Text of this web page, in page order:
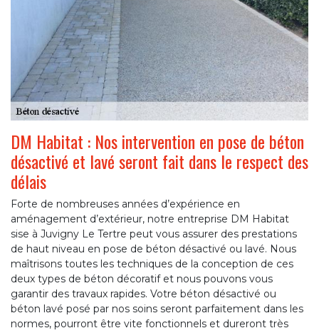
DM Habitat : Nos intervention en pose de béton
désactivé et lavé seront fait dans le respect des
délais
Forte de nombreuses années d’expérience en
aménagement d’extérieur, notre entreprise DM Habitat
sise à Juvigny Le Tertre peut vous assurer des prestations
de haut niveau en pose de béton désactivé ou lavé. Nous
maîtrisons toutes les techniques de la conception de ces
deux types de béton décoratif et nous pouvons vous
garantir des travaux rapides. Votre béton désactivé ou
béton lavé posé par nos soins seront parfaitement dans les
normes, pourront être vite fonctionnels et dureront très